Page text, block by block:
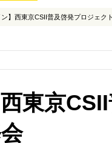
ン】西東京CSII普及啓発プロジェク
東京